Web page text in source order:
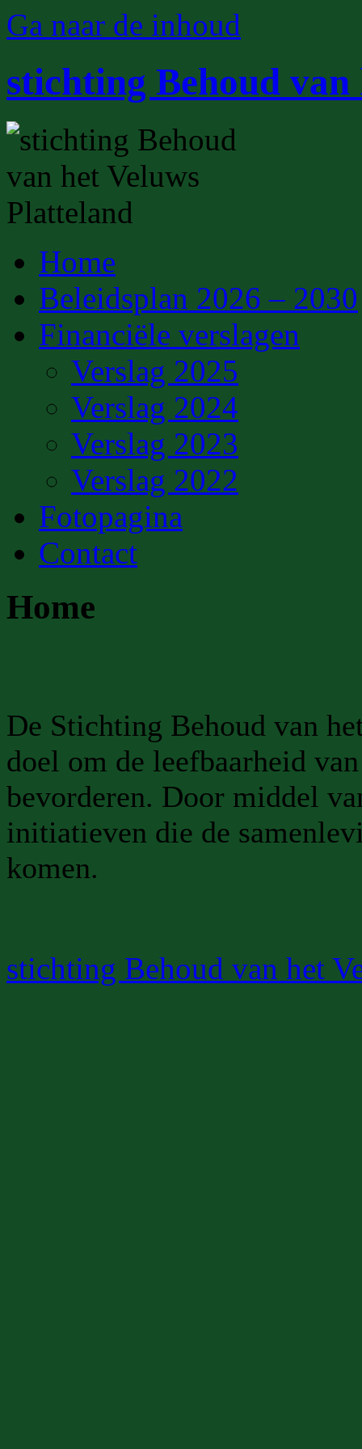
Ga naar de inhoud
stichting Behoud
Home
Beleidsplan 2026 – 2030
Financiële verslagen
Verslag 2025
Verslag 2024
Verslag 2023
Verslag 2022
Fotopagina
Contact
Home
De Stichting Behoud van
doel om de leefbaarheid
bevorderen. Door middel
initiatieven die de
komen.
stichting Behoud van het